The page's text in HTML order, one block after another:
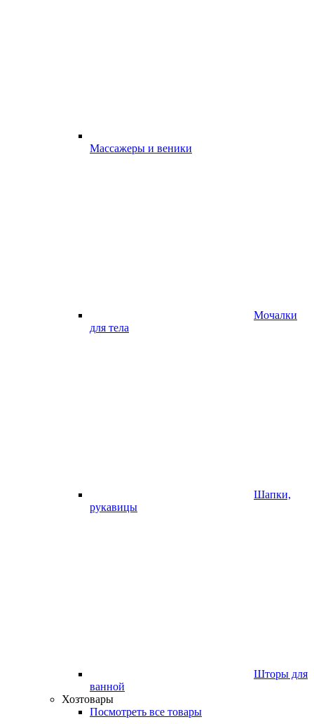
Массажеры и веники
Мочалки
для тела
Шапки,
рукавицы
Шторы для
ванной
Хозтовары
Посмотреть все товары